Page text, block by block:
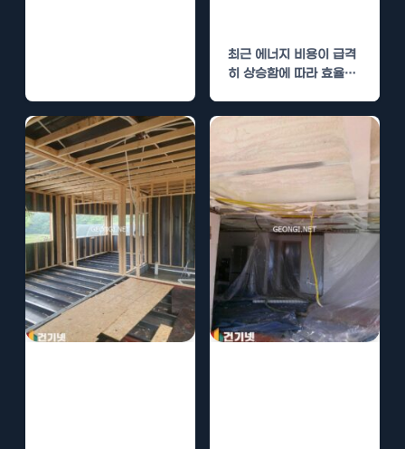
최근 에너지 비용이 급격
히 상승함에 따라 효율적